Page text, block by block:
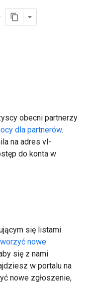
obecni partnerzy
dla partnerów.
na adres vl-
do konta w
się listami
nowe
się z nami
w portalu na
nowe zgłoszenie,